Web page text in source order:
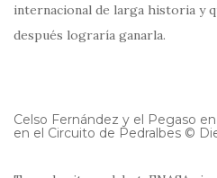
internacional de larga historia y
después lograría ganarla.
Celso Fernández y el Pegaso
en el Circuito de Pedralbes ©